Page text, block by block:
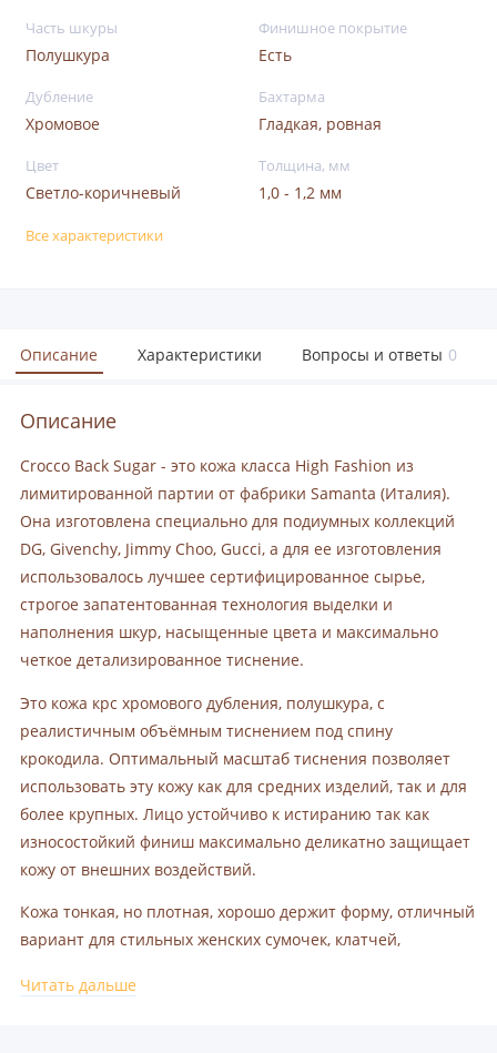
Часть шкуры
Полушкура
Финишное покрытие
Есть
Дубление
Хромовое
Бахтарма
Гладкая, ровная
Цвет
Светло-коричневый
Толщина, мм
1,0 - 1,2 мм
Все характеристики
Описание Характеристики Вопросы и ответы 0
Описание
Crocco Back Sugar - это кожа класса High Fashion из
лимитированной партии от фабрики Samanta (Италия).
Она изготовлена специально для подиумных коллекций
DG, Givenchy, Jimmy Choo, Gucci, а для ее изготовления
использовалось лучшее сертифицированное сырье,
строгое запатентованная технология выделки и
наполнения шкур, насыщенные цвета и максимально
четкое детализированное тиснение.
Это кожа крс хромового дубления, полушкура, с
реалистичным объёмным тиснением под спину
крокодила. Оптимальный масштаб тиснения позволяет
использовать эту кожу как для средних изделий, так и для
более крупных. Лицо устойчиво к истиранию так как
износостойкий финиш максимально деликатно защищает
кожу от внешних воздействий.
Кожа тонкая, но плотная, хорошо держит форму, отличный
вариант для стильных женских сумочек, клатчей,
Читать дальше